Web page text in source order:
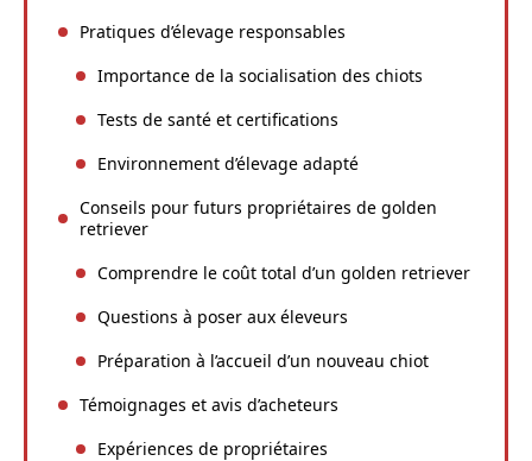
Pratiques d’élevage responsables
Importance de la socialisation des chiots
Tests de santé et certifications
Environnement d’élevage adapté
Conseils pour futurs propriétaires de golden
retriever
Comprendre le coût total d’un golden retriever
Questions à poser aux éleveurs
Préparation à l’accueil d’un nouveau chiot
Témoignages et avis d’acheteurs
Expériences de propriétaires